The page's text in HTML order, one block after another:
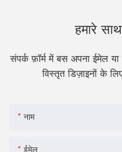
हमारे
संपर्क फ़ॉर्म में बस अपना ईमेल
विस्तृत डिज़ाइनों के
नाम
ईमेल